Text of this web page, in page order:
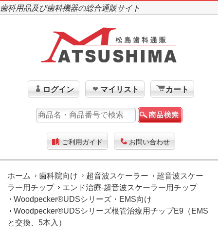
歯科用品及び歯科機器の総合通販サイト
ログイン マイリスト カート
ご利用ガイド お問い合わせ
ホーム 歯科院向け 超音波スケーラー
超音波スケー
ラー用チップ
エンド治療-超音波スケーラー用チップ
Woodpecker®UDSシリーズ・EMS向け
Woodpecker®UDSシリーズ根管治療用チップE9（EMS
と交換、5本入）